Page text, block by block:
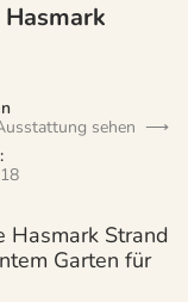
sehen
Hasmark Strand
Garten für